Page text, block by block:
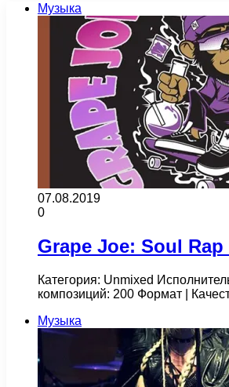
Музыка
07.08.2019
0
Grape Joe: Soul
Категория: Unmixed
композиций: 200 Формат |
Музыка